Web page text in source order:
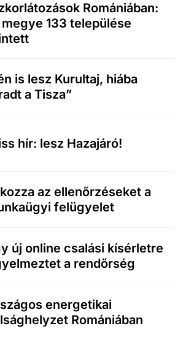
Romániában:
megye 133 települése
is lesz Kurultaj, hiába
a Tisza”
hír: lesz Hazajáró!
az ellenőrzéseket a
felügyelet
új online csalási kísérletre
a rendőrség
energetikai
Romániában